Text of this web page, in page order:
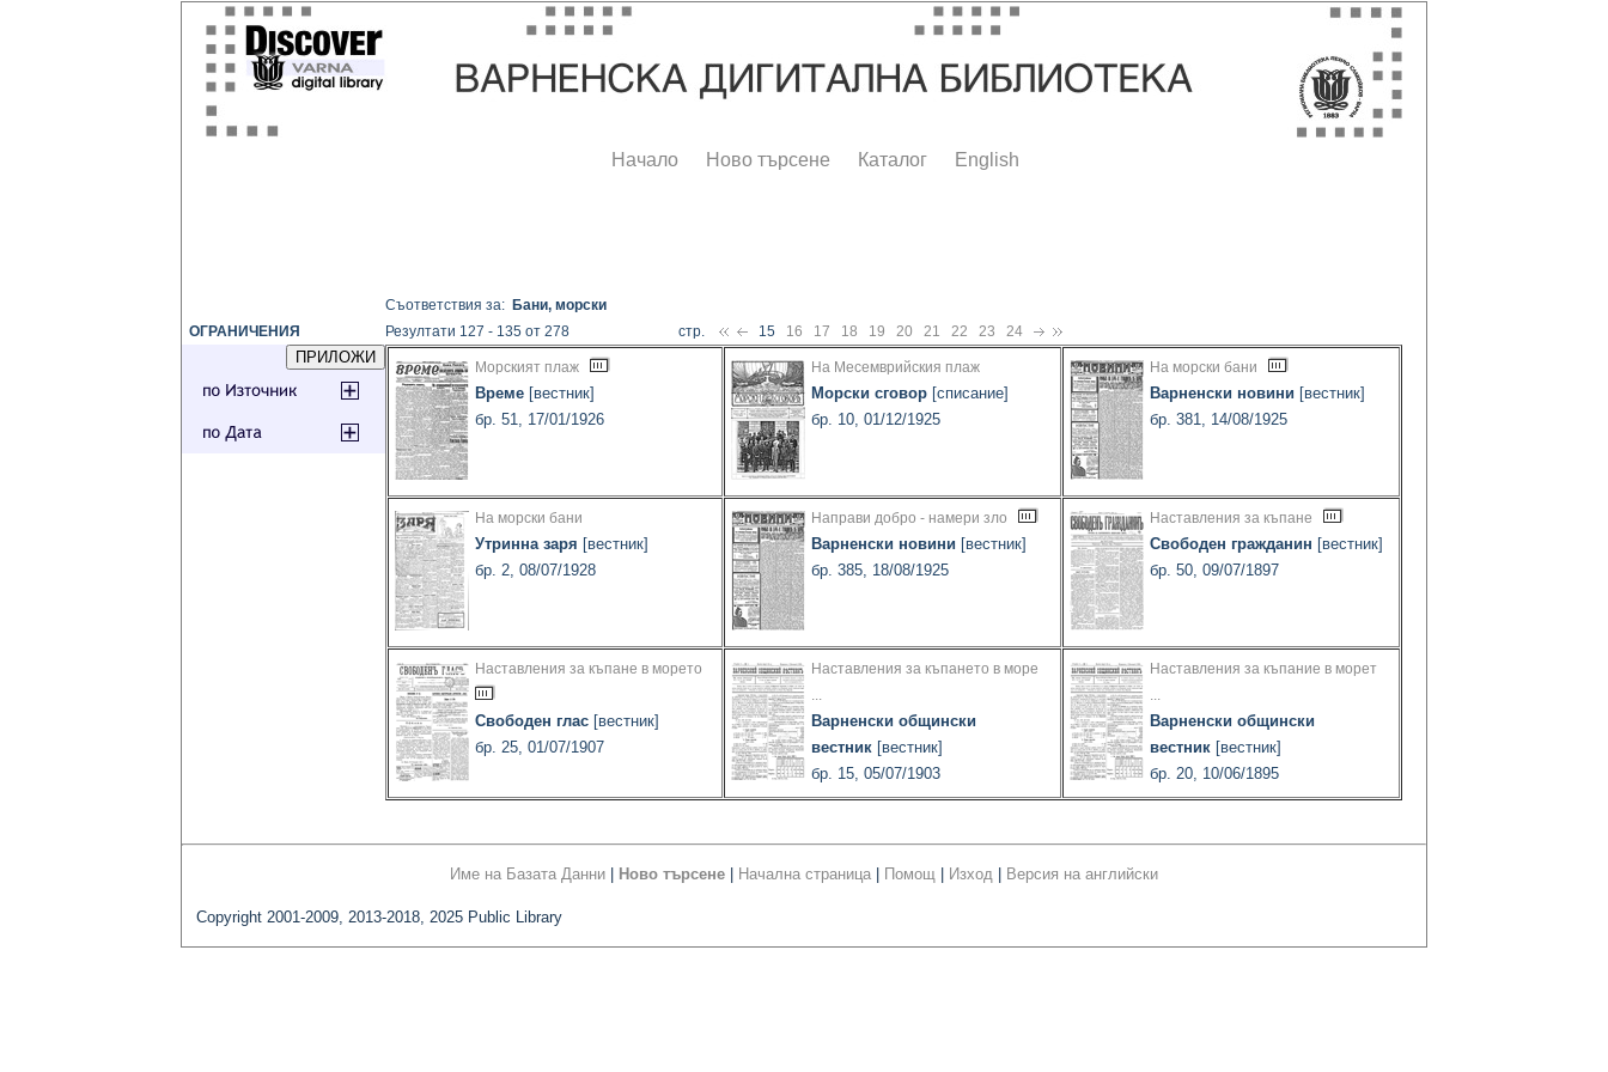
Начало Ново търсене Каталог English
ОГРАНИЧЕНИЯ
Съответствия за: Бани, морски
Резултати 127 - 135 от 278
стр. 15 16 17 18 19 20 21 22 23 24
Морският плаж
Време [вестник]
бр. 51, 17/01/1926
На Месемврийския плаж
Морски сговор [списание]
бр. 10, 01/12/1925
На морски бани
Варненски новини [вестник]
бр. 381, 14/08/1925
На морски бани
Утринна заря [вестник]
бр. 2, 08/07/1928
Направи добро - намери зло
Варненски новини [вестник]
бр. 385, 18/08/1925
Наставления за къпане
Свободен гражданин [вестник]
бр. 50, 09/07/1897
Наставления за къпане в морето
Свободен глас [вестник]
бр. 25, 01/07/1907
Наставления за къпането в море
...
Варненски общински
вестник [вестник]
бр. 15, 05/07/1903
Наставления за къпание в морет
...
Варненски общински
вестник [вестник]
бр. 20, 10/06/1895
Име на Базата Данни Ново търсене Начална страница Помощ Изход Версия на английски
Copyright 2001-2009, 2013-2018, 2025 Public Library